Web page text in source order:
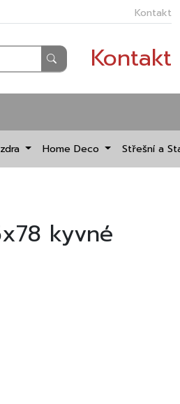
Kontakt
Kontakt
Home Deco Střešní a
kyvné